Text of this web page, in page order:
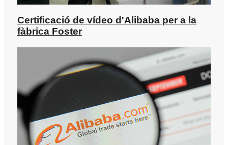
Certificació de vídeo d'Alibaba per a la
fàbrica Foster